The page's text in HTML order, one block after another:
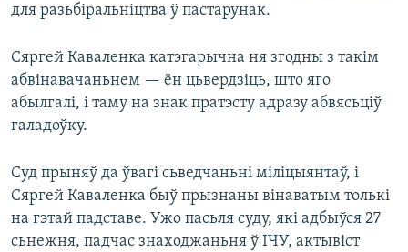
для разьбіральніцтва ў пастарунак.
Сяргей Каваленка катэгарычна ня згодны з такім
абвінавачаньнем — ён цьвердзіць, што яго
абылгалі, і таму на знак пратэсту адразу абвясьціў
галадоўку.
Суд прыняў да ўвагі сьведчаньні міліцыянтаў, і
Сяргей Каваленка быў прызнаны вінаватым толькі
на гэтай падставе. Ужо пасьля суду, які адбыўся 27
сьнежня, падчас знаходжаньня ў ІЧУ, актывіст